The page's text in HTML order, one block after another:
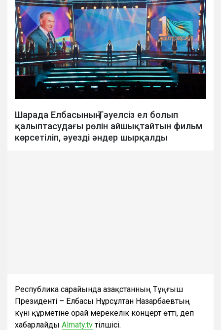
Шарада Елбасының Тәуелсіз ел болып
қалыптасудағы рөлін айшықтайтын фильм
көрсетіліп, әуезді әндер шырқалды
Республика сарайында Қазақстанның Тұңғыш
Президенті – Елбасы Нұрсұлтан Назарбаевтың
күні құрметіне орай мерекелік концерт өтті, деп
хабарлайды Almaty.tvтілшісі.